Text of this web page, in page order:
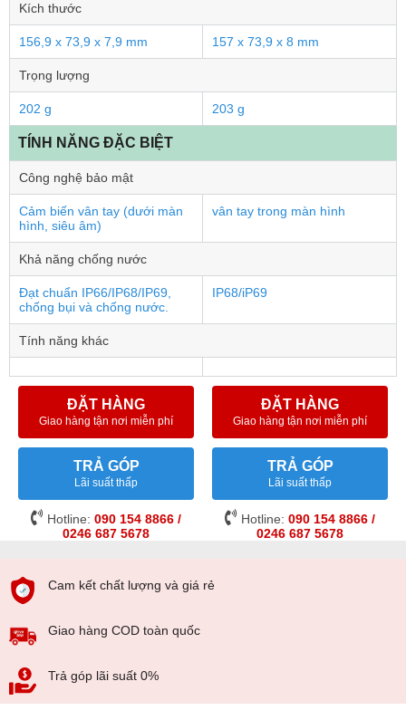
Kích thước
156,9 x 73,9 x 7,9 mm 157 x 73,9 x 8 mm
Trọng lượng
202 g 203 g
TÍNH NĂNG ĐẶC BIỆT
Công nghệ bảo mật
Cảm biến vân tay (dưới màn
hình, siêu âm)
vân tay trong màn hình
Khả năng chống nước
Đạt chuẩn IP66/IP68/IP69,
chống bụi và chống nước.
IP68/iP69
Tính năng khác
ĐẶT HÀNG
Giao hàng tận nơi miễn phí
TRẢ GÓP
Lãi suất thấp
Hotline: 090 154 8866 /
0246 687 5678
ĐẶT HÀNG
Giao hàng tận nơi miễn phí
TRẢ GÓP
Lãi suất thấp
Hotline: 090 154 8866 /
0246 687 5678
Cam kết chất lượng và giá rẻ
Giao hàng COD toàn quốc
Trả góp lãi suất 0%